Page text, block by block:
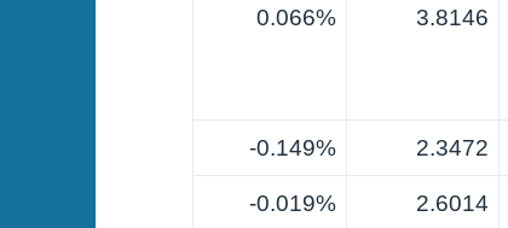
3.8146
0.066%
2.3472
0.149%-
2.6014
0.019%-